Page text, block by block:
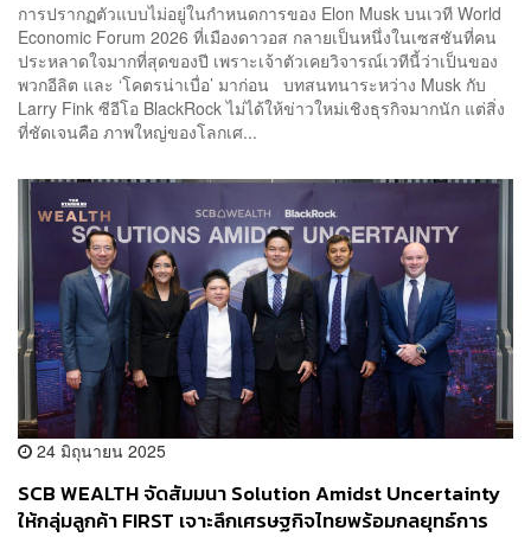
การปรากฏตัวแบบไม่อยู่ในกำหนดการของ Elon Musk บนเวที World
Economic Forum 2026 ที่เมืองดาวอส กลายเป็นหนึ่งในเซสชันที่คน
ประหลาดใจมากที่สุดของปี เพราะเจ้าตัวเคยวิจารณ์เวทีนี้ว่าเป็นของ
พวกอีลิต และ ‘โคตรน่าเบื่อ’ มาก่อน บทสนทนาระหว่าง Musk กับ
Larry Fink ซีอีโอ BlackRock ไม่ได้ให้ข่าวใหม่เชิงธุรกิจมากนัก แต่สิ่ง
ที่ชัดเจนคือ ภาพใหญ่ของโลกเศ...
24 มิถุนายน 2025
SCB WEALTH จัดสัมมนา Solution Amidst Uncertainty
ให้กลุ่มลูกค้า FIRST เจาะลึกเศรษฐกิจไทยพร้อมกลยุทธ์การ